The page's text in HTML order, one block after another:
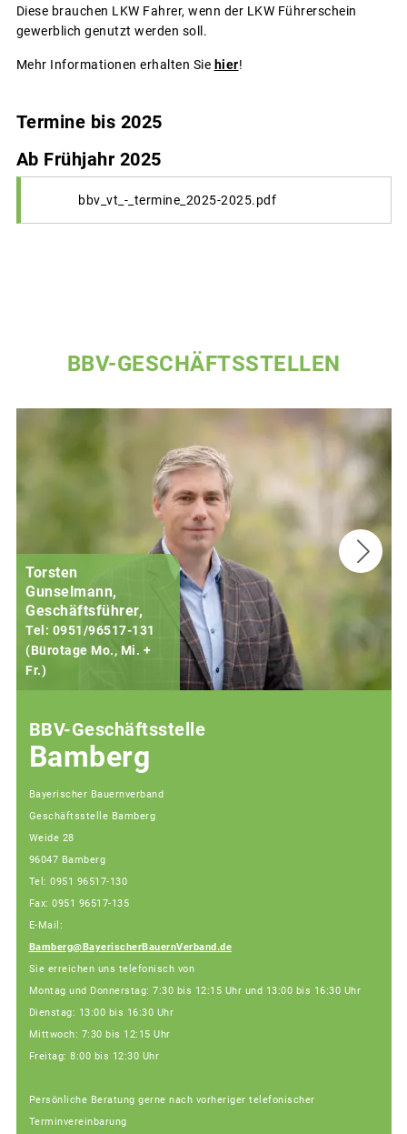
Diese brauchen LKW Fahrer, wenn der LKW Führerschein
gewerblich genutzt werden soll.
Mehr Informationen erhalten Sie hier!
Termine bis 2025
Ab Frühjahr 2025
bbv_vt_-_termine_2025-2025.pdf
BBV-GESCHÄFTSSTELLEN
Torsten
Gunselmann,
Geschäftsführer,
Tel: 0951/96517-131
(Bürotage Mo., Mi. +
Fr.)
BBV-Geschäftsstelle
Bamberg
Bayerischer Bauernverband
Geschäftsstelle Bamberg
Weide 28
96047 Bamberg
Tel: 0951 96517-130
Fax: 0951 96517-135
E-Mail:
Bamberg@BayerischerBauernVerband.de
Sie erreichen uns telefonisch von
Montag und Donnerstag: 7:30 bis 12:15 Uhr und 13:00 bis 16:30 Uhr
Dienstag: 13:00 bis 16:30 Uhr
Mittwoch: 7:30 bis 12:15 Uhr
Freitag: 8:00 bis 12:30 Uhr
Persönliche Beratung gerne nach vorheriger telefonischer
Terminvereinbarung